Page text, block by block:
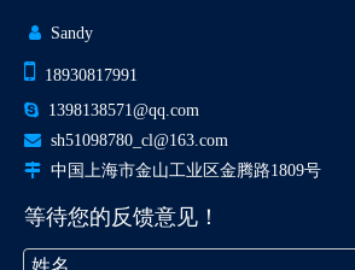
 Sandy
 18930817991
 1398138571@qq.com
 sh51098780_cl@163.com
 中国上海市金山工业区金腾路1809号
等待您的反馈意见！